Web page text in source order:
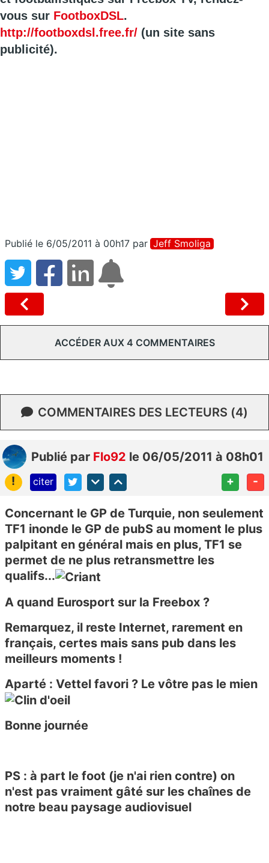
vous sur FootboxDSL.
http://footboxdsl.free.fr/ (un site sans
publicité).
Publié le 6/05/2011 à 00h17 par Jeff Smoliga
ACCÉDER AUX 4 COMMENTAIRES
COMMENTAIRES DES LECTEURS (4)
Publié par Flo92 le 06/05/2011 à 08h01
!
citer + -
Concernant le GP de Turquie, non seulement
TF1 inonde le GP de pubS au moment le plus
palpitant en général mais en plus, TF1 se
permet de ne plus retransmettre les
qualifs...
A quand Eurosport sur la Freebox ?
Remarquez, il reste Internet, rarement en
français, certes mais sans pub dans les
meilleurs moments !
Aparté : Vettel favori ? Le vôtre pas le mien
Bonne journée
PS : à part le foot (je n'ai rien contre) on
n'est pas vraiment gâté sur les chaînes de
notre beau paysage audiovisuel